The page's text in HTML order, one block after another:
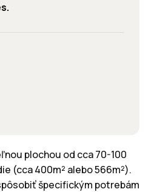
plochou od cca 70-100
(cca 400m² alebo 566m²).
špecifickým potrebám